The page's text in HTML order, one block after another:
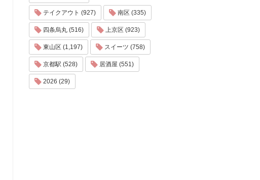
テイクアウト (927) 南区 (335)
四条烏丸 (516) 上京区 (923)
東山区 (1,197) スイーツ (758)
京都駅 (528) 居酒屋 (551)
2026 (29)